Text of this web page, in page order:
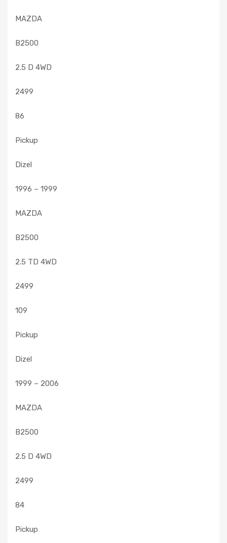
MAZDA
B2500
2.5 D 4WD
2499
86
Pickup
Dizel
1996 – 1999
MAZDA
B2500
2.5 TD 4WD
2499
109
Pickup
Dizel
1999 – 2006
MAZDA
B2500
2.5 D 4WD
2499
84
Pickup